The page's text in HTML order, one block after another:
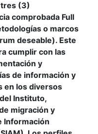
(3)
comprobada Full
o marcos
deseable). Este
cumplir con las
y
de información y
en los diversos
Instituto,
migración y
Información